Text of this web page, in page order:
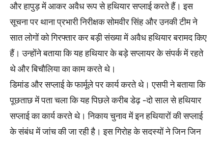
और हापुड़ में आकर अवैध रूप से हथियार सप्लाई करते हैं। इस
सूचना पर थाना प्रभारी निरीक्षक सोमवीर सिंह और उनकी टीम ने
सात लोगों को गिरफ्तार कर बड़ी संख्या में अवैध हथियार बरामद किए
हैं। उन्होंने बताया कि यह हथियार के बड़े सप्लायर के संपर्क में रहते
थे और बिचौलिया का काम करते थे।
डिमांड और सप्लाई के फार्मूले पर कार्य करते थे। एसपी ने बताया कि
पूछताछ में पता चला कि यह पिछले करीब डेढ़ -दो साल से हथियार
सप्लाई का कार्य करते थे। निकाय चुनाव में इन हथियारों की सप्लाई
के संबंध में जांच की जा रही है। इस गिरोह के सदस्यों ने जिन जिन